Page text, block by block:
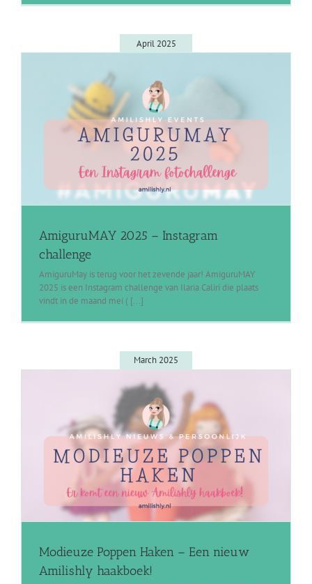
April 2025
AmiguruMAY 2025 – Instagram
challenge
AmiguruMay is terug voor het zevende jaar! AmiguruMAY
2025 is een Instagram challenge van Ilaria Caliri die plaats
vindt in de maand mei ( [...]
March 2025
Modieuze Poppen Haken – Een nieuw
Amilishly haakboek!